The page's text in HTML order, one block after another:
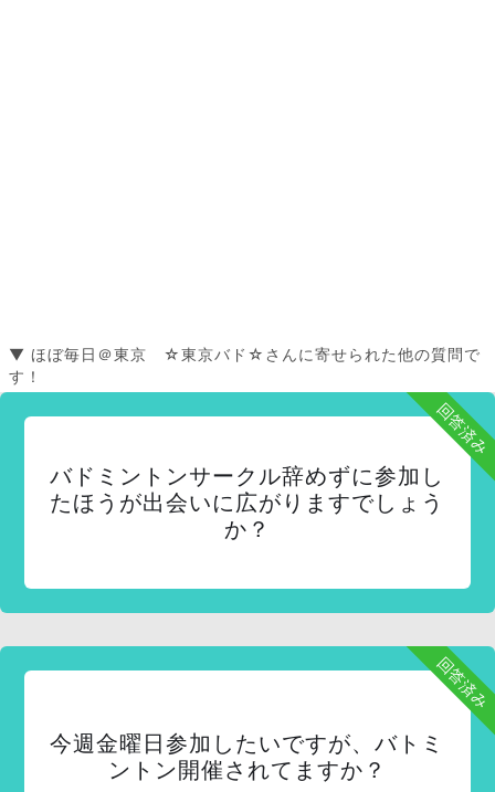
▼ ほぼ毎日＠東京 ☆東京バド☆さんに寄せられた他の質問で
す！
回答済み
バドミントンサークル辞めずに参加し
たほうが出会いに広がりますでしょう
か？
回答済み
今週金曜日参加したいですが、バトミ
ントン開催されてますか？